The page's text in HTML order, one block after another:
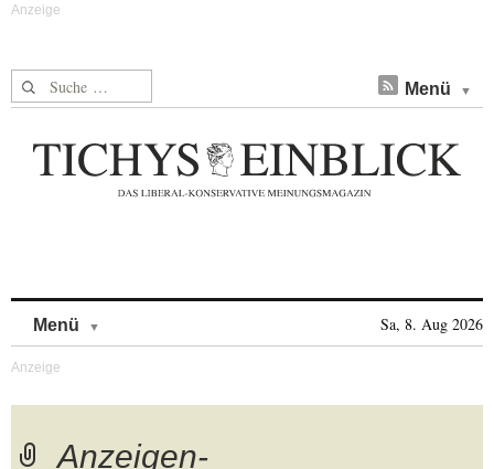
Suche nach: Menü
Menü Sa, 8. Aug 2026
Anzeigen-